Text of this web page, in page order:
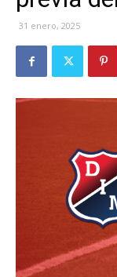
31 enero, 2025